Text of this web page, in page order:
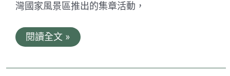
灣國家風景區推出的集章活動，
大
鵬
閱讀全文 »